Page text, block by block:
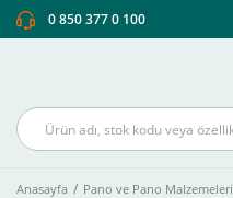
0 850 377 0 100
Anasayfa Pano ve Pano Malzemeleri